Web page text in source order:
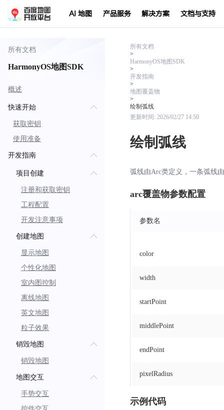
AI 地图 产品服务 解决方案 文档与支持
所有文档
HarmonyOS地图SDK
概述
快速开始
获取密钥
使用准备
开发指南
项目创建
注册和获取密钥
工程配置
开发注意事项
创建地图
显示地图
个性化地图
室内图控制
离线地图
英文地图
粒子效果
销毁地图
销毁地图
地图交互
手势交互
控件交互
所有文档
>
HarmonyOS地图SDK
>
开发指南
>
地图覆盖物
>
绘制弧线
更新时间: 2026/02/27 14:50
绘制弧线
弧线由Arc类定义，一条弧线
arc覆盖物参数配置
参数名
color
width
startPoint
middlePoint
endPoint
pixelRadius
示例代码